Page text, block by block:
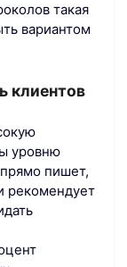
такая
вариантом
клиентов
уровню
прямо пишет,
рекомендует